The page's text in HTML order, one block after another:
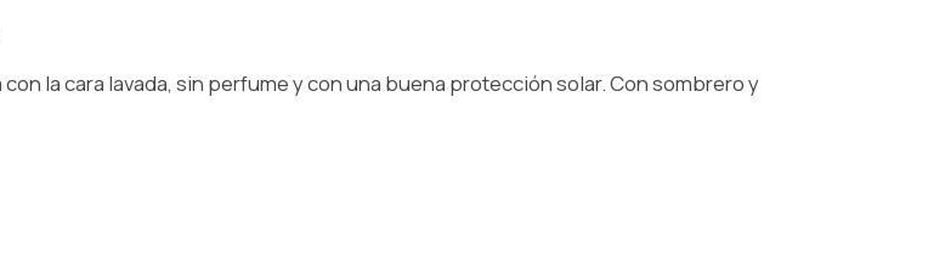
la cara lavada, sin perfume y con una buena protección solar. Con sombrero y